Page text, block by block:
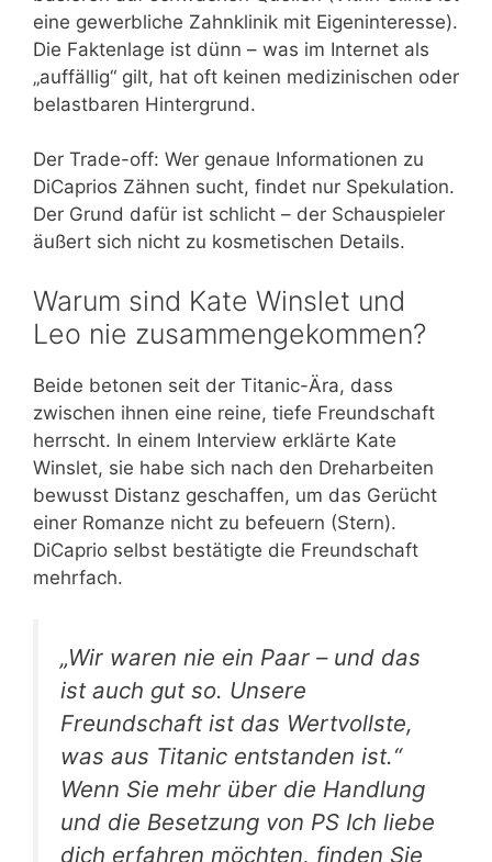
eine gewerbliche Zahnklinik mit Eigeninteresse).
Die Faktenlage ist dünn – was im Internet als
„auffällig“ gilt, hat oft keinen medizinischen oder
belastbaren Hintergrund.
Der Trade-off: Wer genaue Informationen zu
DiCaprios Zähnen sucht, findet nur Spekulation.
Der Grund dafür ist schlicht – der Schauspieler
äußert sich nicht zu kosmetischen Details.
Warum sind Kate Winslet und
Leo nie zusammengekommen?
Beide betonen seit der Titanic-Ära, dass
zwischen ihnen eine reine, tiefe Freundschaft
herrscht. In einem Interview erklärte Kate
Winslet, sie habe sich nach den Dreharbeiten
bewusst Distanz geschaffen, um das Gerücht
einer Romanze nicht zu befeuern (Stern).
DiCaprio selbst bestätigte die Freundschaft
mehrfach.
„Wir waren nie ein Paar – und das
ist auch gut so. Unsere
Freundschaft ist das Wertvollste,
was aus Titanic entstanden ist.“
Wenn Sie mehr über die Handlung
und die Besetzung von PS Ich liebe
dich erfahren möchten, finden Sie